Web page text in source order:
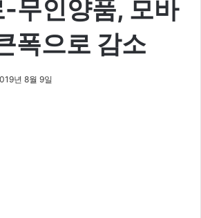
무인양품, 모바
폭으로 감소
년 8월 9일